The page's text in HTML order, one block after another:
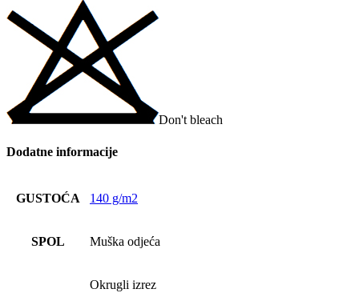
Don't bleach
Dodatne informacije
GUSTOĆA 140 g/m2
SPOL Muška odjeća
Okrugli izrez